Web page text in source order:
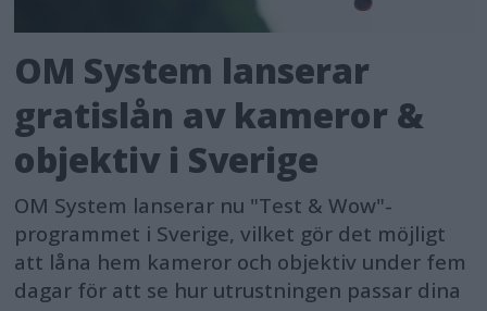
OM System lanserar
gratislån av kameror &
objektiv i Sverige
OM System lanserar nu "Test & Wow"-
programmet i Sverige, vilket gör det möjligt
att låna hem kameror och objektiv under fem
dagar för att se hur utrustningen passar dina